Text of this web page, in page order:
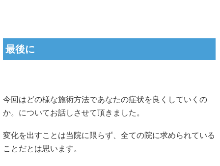
最後に
今回はどの様な施術方法であなたの症状を良くしていくの
か。についてお話しさせて頂きました。
変化を出すことは当院に限らず、全ての院に求められている
ことだとは思います。